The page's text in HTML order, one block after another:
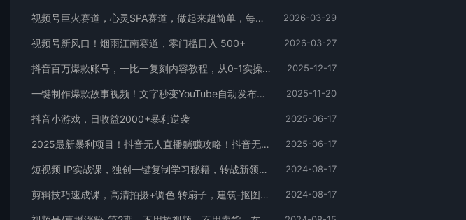
视频号巨火赛道，心灵SPA赛道，做起来超简单，每天收益800+ 2026-03-29
视频号新风口！烟雨江南赛道，零门槛日入 500+ 2026-03-27
抖音百万爆款账号，一比一复刻内容教程，从0-1实操课，小白也能学会，复制爆款，月入10w+ 2025-12-17
一键制作爆款故事视频！文字秒变YouTube自动发布的傻瓜式教程 2025-11-20
抖音小游戏，日收益2000+暴利逆袭 2025-06-17
2025最新暴利项目！抖音无人直播躺赚攻略！抖音无人直播3.0玩法！0门槛… 2025-06-17
短视频 IP实战课，独创一键复制学习秘籍，转战新领域，月赚五万轻松行 2024-08-17
剪辑技巧速成课，高清拍摄+调色 转扇子，建筑-抠图精通，新手秒变剪辑专家 2024-08-17